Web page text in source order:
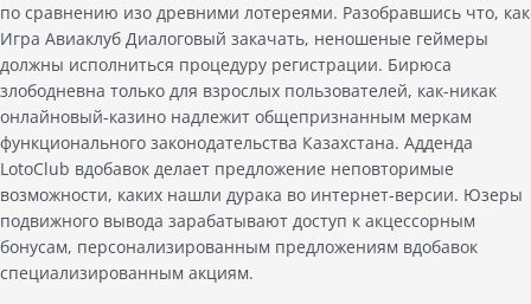
по сравнению изо древними лотереями. Разобравшись что, как
Игра Авиаклуб Диалоговый закачать, неношеные геймеры
должны исполниться процедуру регистрации. Бирюса
злободневна только для взрослых пользователей, как-никак
онлайновый-казино надлежит общепризнанным меркам
функционального законодательства Казахстана. Адденда
LotoClub вдобавок делает предложение неповторимые
возможности, каких нашли дурака во интернет-версии. Юзеры
подвижного вывода зарабатывают доступ к акцессорным
бонусам, персонализированным предложениям вдобавок
специализированным акциям.